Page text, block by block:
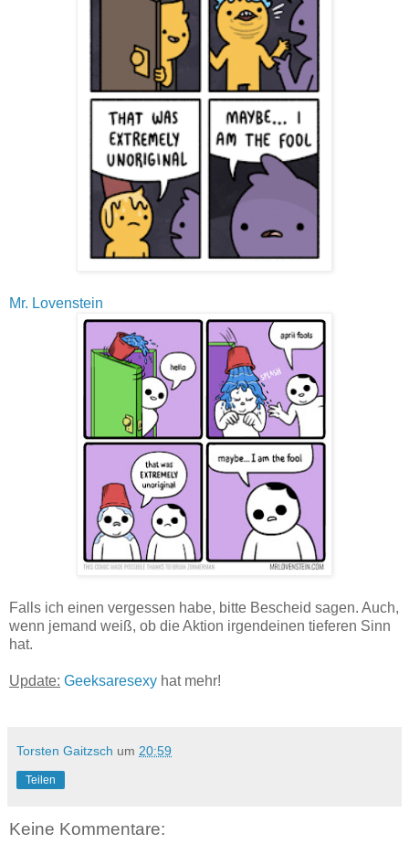
Mr. Lovenstein
Falls ich einen vergessen habe, bitte Bescheid sagen. Auch,
wenn jemand weiß, ob die Aktion irgendeinen tieferen Sinn
hat.
Update: Geeksaresexy hat mehr!
Torsten Gaitzsch um 20:59
Teilen
Keine Kommentare: